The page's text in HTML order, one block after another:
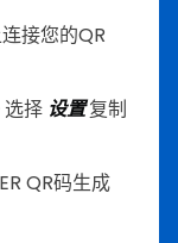
接您的QR
选择 设置复制
QR码生成